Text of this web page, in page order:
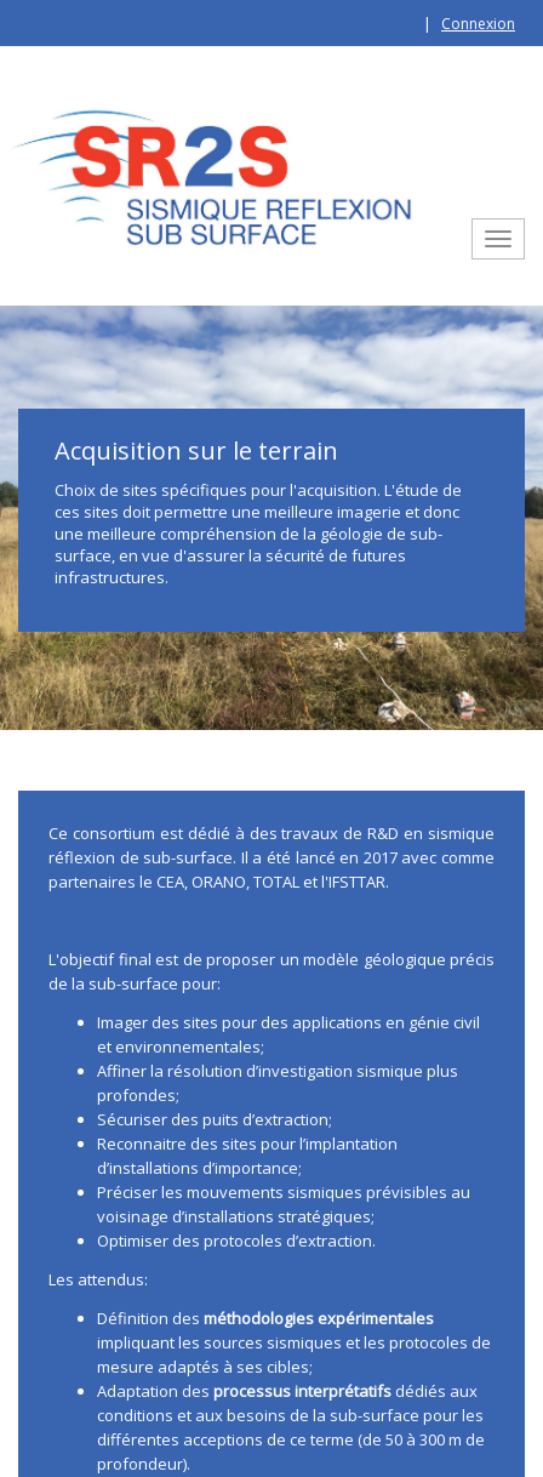
Connexion
Acquisition sur le terrain
Choix de sites spécifiques pour l'acquisition. L'étude de
ces sites doit permettre une meilleure imagerie et donc
une meilleure compréhension de la géologie de sub-
surface, en vue d'assurer la sécurité de futures
infrastructures.
Ce consortium est dédié à des travaux de R&D en sismique
réflexion de sub-surface. Il a été lancé en 2017 avec comme
partenaires le CEA, ORANO, TOTAL et l'IFSTTAR.
L'objectif final est de proposer un modèle géologique précis
de la sub-surface pour:
Imager des sites pour des applications en génie civil
et environnementales;
Affiner la résolution d’investigation sismique plus
profondes;
Sécuriser des puits d’extraction;
Reconnaitre des sites pour l’implantation
d’installations d’importance;
Préciser les mouvements sismiques prévisibles au
voisinage d’installations stratégiques;
Optimiser des protocoles d’extraction.
Les attendus:
Définition des méthodologies expérimentales
impliquant les sources sismiques et les protocoles de
mesure adaptés à ses cibles;
Adaptation des processus interprétatifs dédiés aux
conditions et aux besoins de la sub-surface pour les
différentes acceptions de ce terme (de 50 à 300 m de
profondeur).